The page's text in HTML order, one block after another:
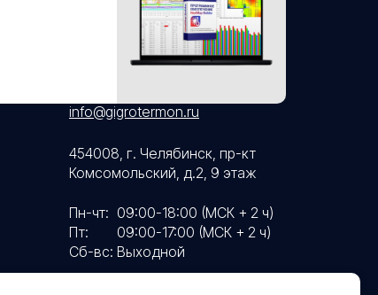
Пн-чт:
Пт:
Сб-вс:
09:00-18:00 (МСК + 2 ч)
09:00-17:00 (МСК + 2 ч)
Выходной
454008, г. Челябинск, пр-кт
Комсомольский, д.2, 9 этаж
info@gigrotermon.ru
+7 (351) 242-07-45
+7 (800) 700-18-70
+7 (961) 787-50-00